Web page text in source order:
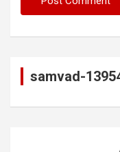
samvad-